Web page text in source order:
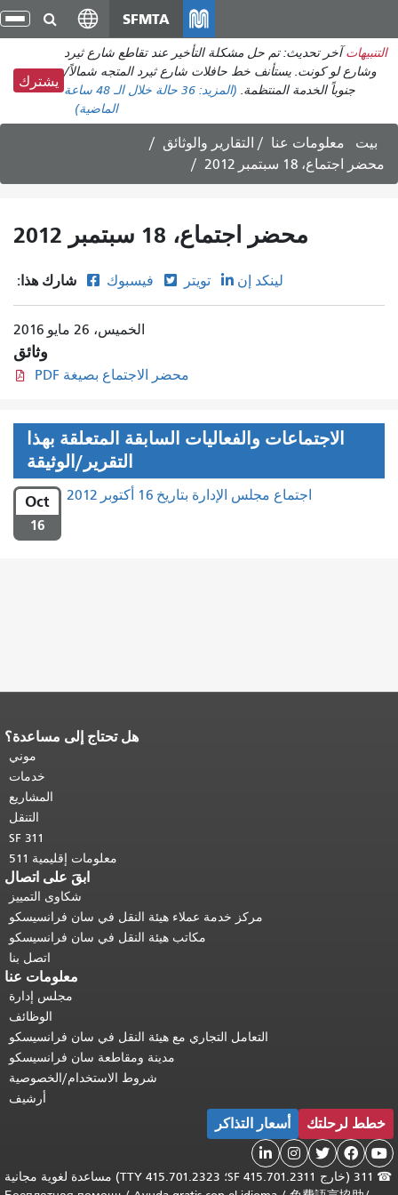
انتقل
إلى
المحتوى
الرئيسي
SFMTA
التنبيهات آخر تحديث: تم حل مشكلة التأخير عند تقاطع شارع ثيرد
وشارع لو كونت. يستأنف خط حافلات شارع ثيرد المتجه شمالاً/
جنوباً الخدمة المنتظمة. (المزيد: 36 حالة
خلال الـ 48 ساعة
الماضية)
يشترك
بيت معلومات عنا
التقارير والوثائق
محضر اجتماع، 18 سبتمبر 2012
محضر اجتماع، 18 سبتمبر 2012
شارك هذا: فيسبوك تويتر لينكد إن
الخميس، 26 مايو 2016
وثائق
محضر الاجتماع بصيغة PDF
الاجتماعات والفعاليات السابقة المتعلقة بهذا
التقرير/الوثيقة
Oct
16
اجتماع مجلس الإدارة بتاريخ 16 أكتوبر 2012
هل تحتاج إلى مساعدة؟
موني
خدمات
المشاريع
التنقل
SF 311
معلومات إقليمية 511
ابقَ على اتصال
شكاوى التمييز
مركز خدمة عملاء هيئة النقل في سان فرانسيسكو
مكاتب هيئة النقل في سان فرانسيسكو
اتصل بنا
معلومات عنا
مجلس إدارة
الوظائف
التعامل التجاري مع هيئة النقل في سان فرانسيسكو
مدينة ومقاطعة سان فرانسيسكو
شروط الاستخدام/الخصوصية
أرشيف
خطط لرحلتك أسعار التذاكر





☎
311 (خارج SF 415.701.2311؛ TTY 415.701.2323) مساعدة لغوية مجانية